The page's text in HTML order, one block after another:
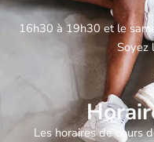
16h30 à 19h30 et le
Soyez
Les horaires de cours